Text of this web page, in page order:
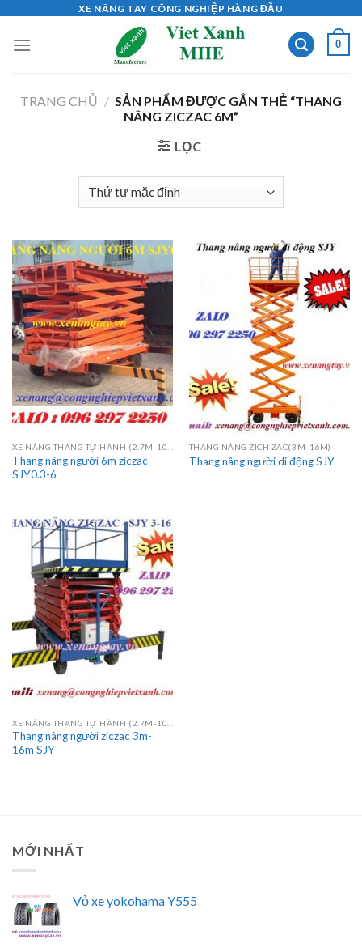
content
XE NÂNG TAY CÔNG NGHIỆP HÀNG ĐẦU
0
TRANG CHỦ / SẢN PHẨM ĐƯỢC GẮN THẺ “THANG
NÂNG ZICZAC 6M”
LỌC
Thang nâng người 6m ziczac
SJY0.3-6
THANG NÂNG ZICH ZAC(3M-16M)
Thang nâng người di động SJY
Thang nâng người ziczac 3m-
16m SJY
MỚI NHẤT
Vỏ xe yokohama Y555